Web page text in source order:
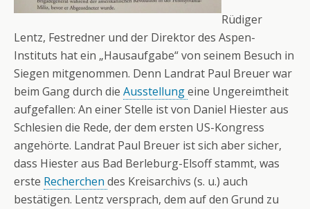
Rüdiger
Lentz, Festredner und der Direktor des Aspen-
Instituts hat ein „Hausaufgabe“ von seinem Besuch in
Siegen mitgenommen. Denn Landrat Paul Breuer war
beim Gang durch die Ausstellungeine Ungereimtheit
aufgefallen: An einer Stelle ist von Daniel Hiester aus
Schlesien die Rede, der dem ersten US-Kongress
angehörte. Landrat Paul Breuer ist sich aber sicher,
dass Hiester aus Bad Berleburg-Elsoff stammt, was
erste Recherchen des Kreisarchivs (s. u.) auch
bestätigen. Lentz versprach, dem auf den Grund zu